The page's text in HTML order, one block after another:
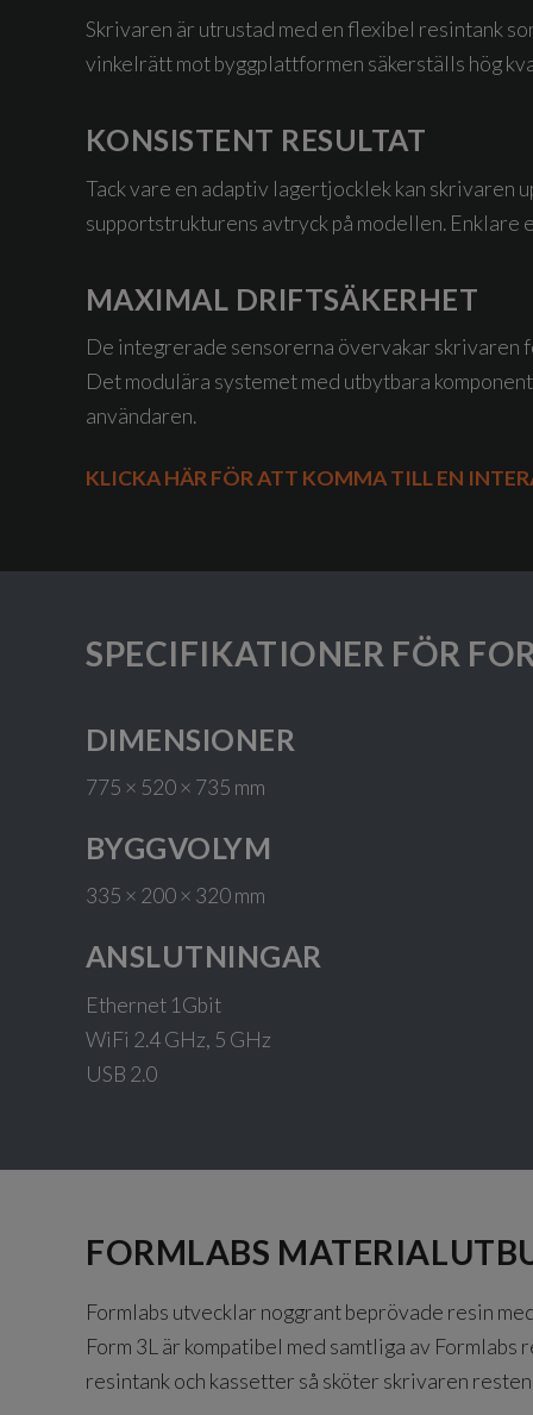
Skrivaren är utrustad med en flexibel resintank
vinkelrätt mot byggplattformen säkerställs hög
KONSISTENT RESULTAT
Tack vare en adaptiv lagertjocklek kan skrivaren
supportstrukturens avtryck på modellen.
MAXIMAL DRIFTSÄKERHET
De integrerade sensorerna övervakar
Det modulära systemet med utbytbara
användaren.
KLICKA HÄR FÖR ATT KOMMA TILL EN
SPECIFIKATIONER FÖR
DIMENSIONER
775 × 520 × 735 mm
BYGGVOLYM
335 × 200 × 320 mm
ANSLUTNINGAR
Ethernet 1Gbit
WiFi 2.4 GHz, 5 GHz
USB 2.0
FORMLABS
Formlabs utvecklar noggrant beprövade resin
Form 3L är kompatibel med samtliga av
resintank och kassetter så sköter skrivaren